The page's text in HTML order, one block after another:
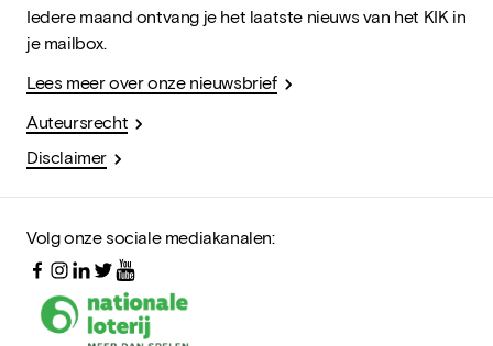
Iedere maand ontvang je het laatste nieuws van het KIK in
je mailbox.
Lees meer over onze nieuwsbrief
Auteursrecht
Disclaimer
Volg onze sociale mediakanalen: